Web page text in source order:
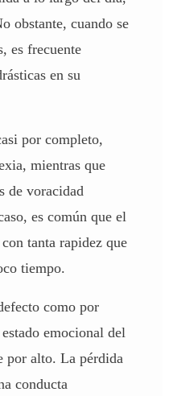
obstante, cuando se
es frecuente
en su
por completo,
mientras que
de voracidad
es común que el
tanta rapidez que
tiempo.
como por
emocional del
por alto. La pérdida
conducta